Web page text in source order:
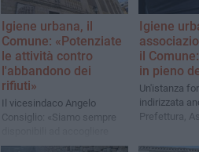
Igiene urbana, il
Comune: «Potenziate
le attività contro
l'abbandono dei
rifiuti»
Il vicesindaco Angelo
Consiglio: «Siamo sempre
suggerimenti, idee o
Igiene
il
in pieno
Un'istanza
indirizzata
Prefettura,